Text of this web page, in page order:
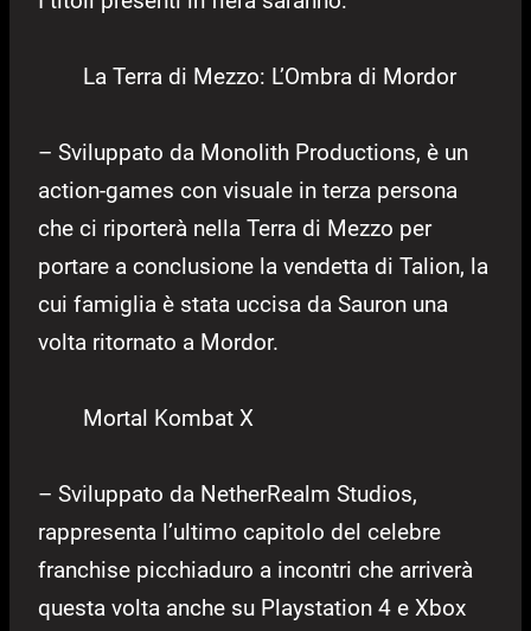
La Terra di Mezzo: L’Ombra di Mordor
– Sviluppato da Monolith Productions, è un
action-games con visuale in terza persona
che ci riporterà nella Terra di Mezzo per
portare a conclusione la vendetta di Talion, la
cui famiglia è stata uccisa da Sauron una
volta ritornato a Mordor.
Mortal Kombat X
– Sviluppato da NetherRealm Studios,
rappresenta l’ultimo capitolo del celebre
franchise picchiaduro a incontri che arriverà
questa volta anche su Playstation 4 e Xbox